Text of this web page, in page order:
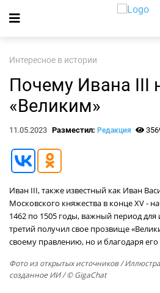
Интересное в истории
Почему Ивана III
«Великим»
11.05.2023 Разместил: Редакция
Иван III, также известный как Иван
Московского княжества в конце XV -
1462 по 1505 годы, важный период для
третий получил свое прозвище
своему правлению, но и благодаря
Фото из открытых источников/
созданное ИИ / © GigaChat